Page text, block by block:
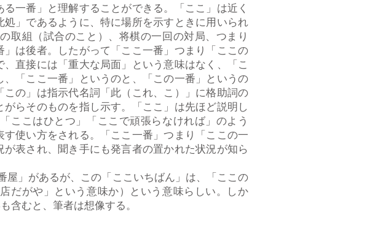
一番」と理解することができる。「ここ」は近く
」であるように、特に場所を示すときに用いられ
取組（試合のこと）、将棋の一回の対局、つまり
は後者。したがって「ここ一番」つまり「ここの
直接には「重大な局面」という意味はなく、「こ
「ここ一番」というのと、「この一番」というの
の」は指示代名詞「此（これ、こ）」に格助詞の
らそのものを指し示す。「ここ」は先ほど説明し
ここはひとつ」「ここで頑張らなければ」のよう
使い方をされる。「ここ一番」つまり「ここの一
表され、聞き手にも発言者の置かれた状況が知ら
」があるが、この「ここいちばん」は、「ここの
だがや」という意味か）という意味らしい。しか
含むと、筆者は想像する。